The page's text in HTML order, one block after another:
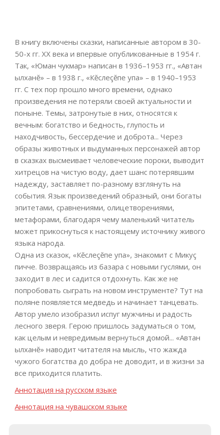
В книгу включены сказки, написанные автором в 30-
50-х гг. ХХ века и впервые опубликованные в 1954 г.
Так, «Юман чукмар» написан в 1936–1953 гг., «Автан
ылханĕ» – в 1938 г., «Кĕслеçĕпе упа» – в 1940–1953
гг. С тех пор прошло много времени, однако
произведения не потеряли своей актуальности и
поныне. Темы, затронутые в них, относятся к
вечным: богатство и бедность, глупость и
находчивость, бессердечие и доброта... Через
образы животных и выдуманных персонажей автор
в сказках высмеивает человеческие пороки, выводит
хитрецов на чистую воду, дает шанс потерявшим
надежду, заставляет по-разному взглянуть на
события. Язык произведений образный, они богаты
эпитетами, сравнениями, олицетворениями,
метафорами, благодаря чему маленький читатель
может прикоснуться к настоящему источнику живого
языка народа.
Одна из сказок, «Кĕслеçĕпе упа», знакомит с Микуç
пичче. Возвращаясь из базара с новыми гуслями, он
заходит в лес и садится отдохнуть. Как же не
попробовать сыграть на новом инструменте? Тут на
поляне появляется медведь и начинает танцевать.
Автор умело изобразил испуг мужчины и радость
лесного зверя. Герою пришлось задуматься о том,
как целым и невредимым вернуться домой... «Автан
ылханĕ» наводит читателя на мысль, что жажда
чужого богатства до добра не доводит, и в жизни за
все приходится платить.
Аннотация на русском языке
Аннотация на чувашском языке